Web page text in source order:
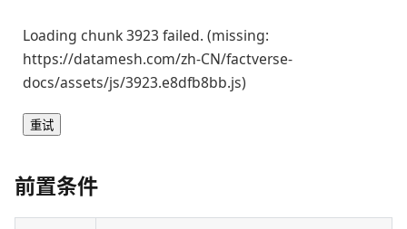
Loading chunk 3923 failed. (missing:
https://datamesh.com/zh-CN/factverse-
docs/assets/js/3923.e8dfb8bb.js)
重试
前置条件